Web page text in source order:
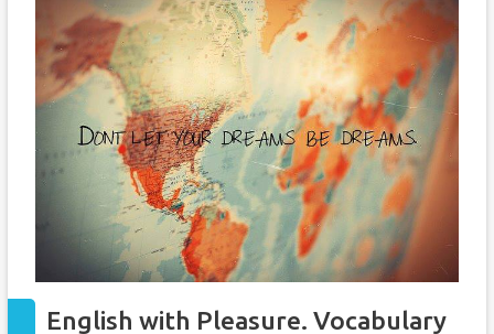
English with Pleasure. Vocabulary